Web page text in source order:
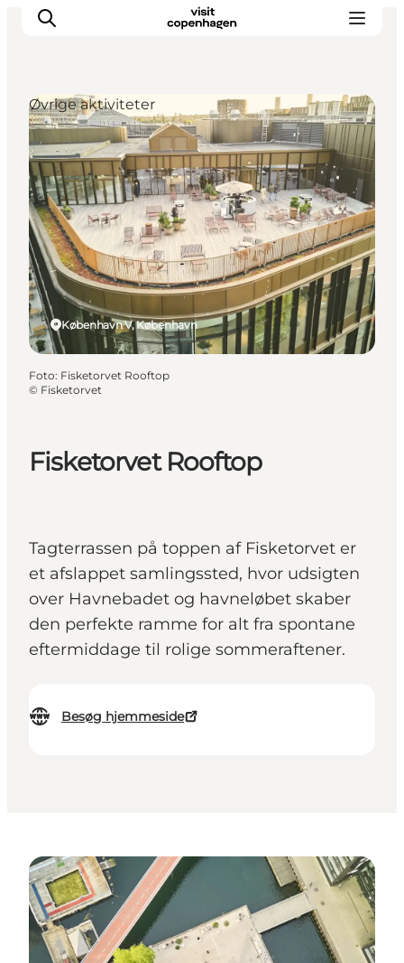
This is Copenhagen
Aktiviteter
Spis & drik
Områder
Planlæg din tur
CopenPay
Copenhagen Card
Fisketorvet Rooftop
Tagterrassen på toppen af Fisketorvet er
et afslappet samlingssted, hvor udsigten
over Havnebadet og havneløbet skaber
den perfekte ramme for alt fra spontane
eftermiddage til rolige sommeraftener.
Besøg hjemmeside
København V, København
Øvrige aktiviteter
Foto: Fisketorvet Rooftop
© Fisketorvet